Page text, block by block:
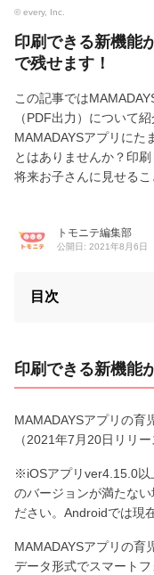
© every, Inc.
印刷できる新機能
で残せます！
この記事では
（PDF出力）について紹
MAMADAYSアプリにた
とはありませんか？印
将来お子さんに見せるこ
トモニテ編集部
公開日: 2021年8月6日
目次
印刷できる新機能
MAMADAYSアプリの育
（2021年7月20日リリー
※iOSアプリver4.15.0以
のバージョンが満たな
ださい。Androidでは現
MAMADAYSアプリの育
データ形式でスマート